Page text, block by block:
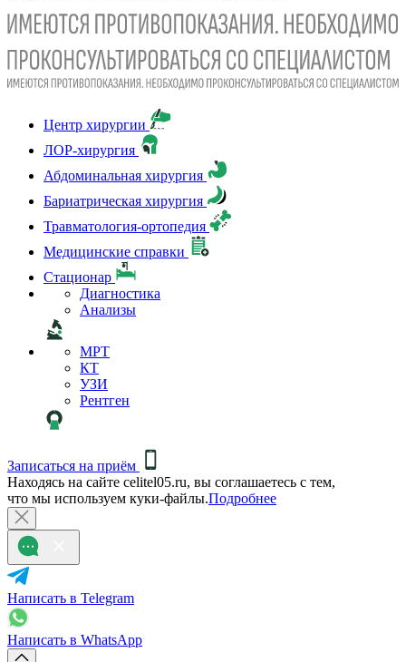
Центр хирургии
ЛОР-хирургия
Абдоминальная хирургия
Бариатрическая хирургия
Травматология-ортопедия
Медицинские справки
Стационар
Диагностика
Анализы
МРТ
КТ
УЗИ
Рентген
Записаться на приём
Находясь на сайте celitel05.ru, вы соглашаетесь с тем,
что мы используем куки-файлы.Подробнее
Написать в Telegram
Написать в WhatsApp